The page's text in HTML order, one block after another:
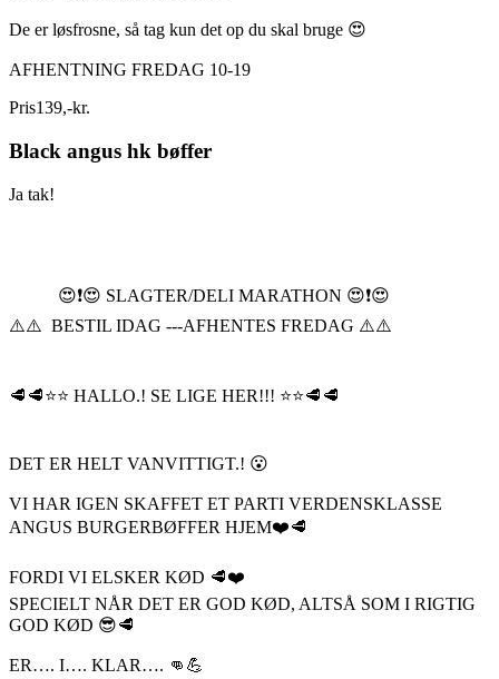
De er løsfrosne, så tag kun det op du skal bruge 😍
AFHENTNING FREDAG 10-19
Pris139,-kr.
Black angus hk bøffer
Ja tak!
😍❗️😍 SLAGTER/DELI MARATHON 😍❗️😍
⚠️⚠️ BESTIL IDAG ---AFHENTES FREDAG ⚠️⚠️
🥩🥩⭐️⭐️ HALLO.! SE LIGE HER!!! ⭐️⭐️🥩🥩
DET ER HELT VANVITTIGT.! 😮
VI HAR IGEN SKAFFET ET PARTI VERDENSKLASSE
ANGUS BURGERBØFFER HJEM❤️🥩
FORDI VI ELSKER KØD 🥩❤️
SPECIELT NÅR DET ER GOD KØD, ALTSÅ SOM I RIGTIG
GOD KØD 😎🥩
ER…. I…. KLAR…. 👊💪